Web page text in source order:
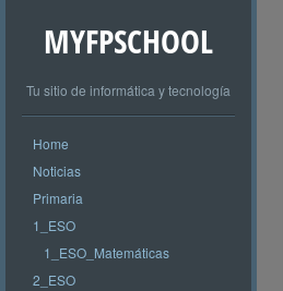
MYFPSCHOOL
Tu sitio de informática y tecnología
Home
Noticias
Primaria
1_ESO
1_ESO_Matemáticas
2_ESO